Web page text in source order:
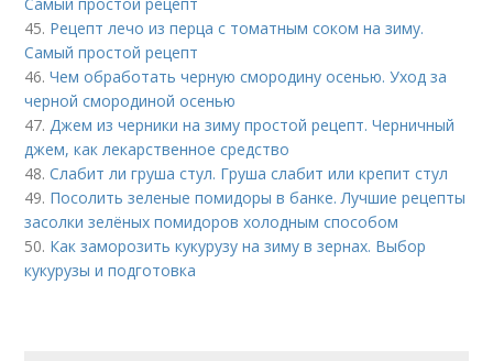
45. Рецепт лечо из перца с томатным соком на зиму.
Самый простой рецепт
46.Чем обработать черную смородину осенью. Уход за
черной смородиной осенью
47.Джем из черники на зиму простой рецепт. Черничный
джем, как лекарственное средство
48.Слабит ли груша стул. Груша слабит или крепит стул
49. Посолить зеленые помидоры в банке. Лучшие рецепты
засолки зелёных помидоров холодным способом
50. Как заморозить кукурузу на зиму в зернах. Выбор
кукурузы и подготовка